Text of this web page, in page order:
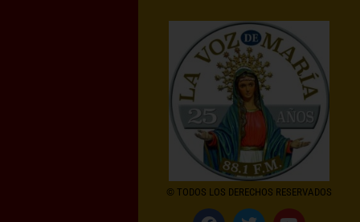
© TODOS LOS DERECHOS RESERVADOS